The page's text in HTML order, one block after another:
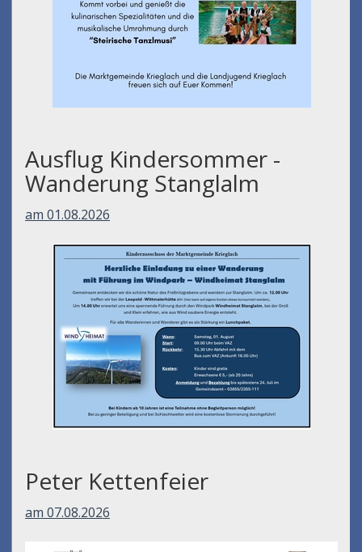
Ausflug Kindersommer -
Wanderung Stanglalm
am 01.08.2026
Peter Kettenfeier
am 07.08.2026